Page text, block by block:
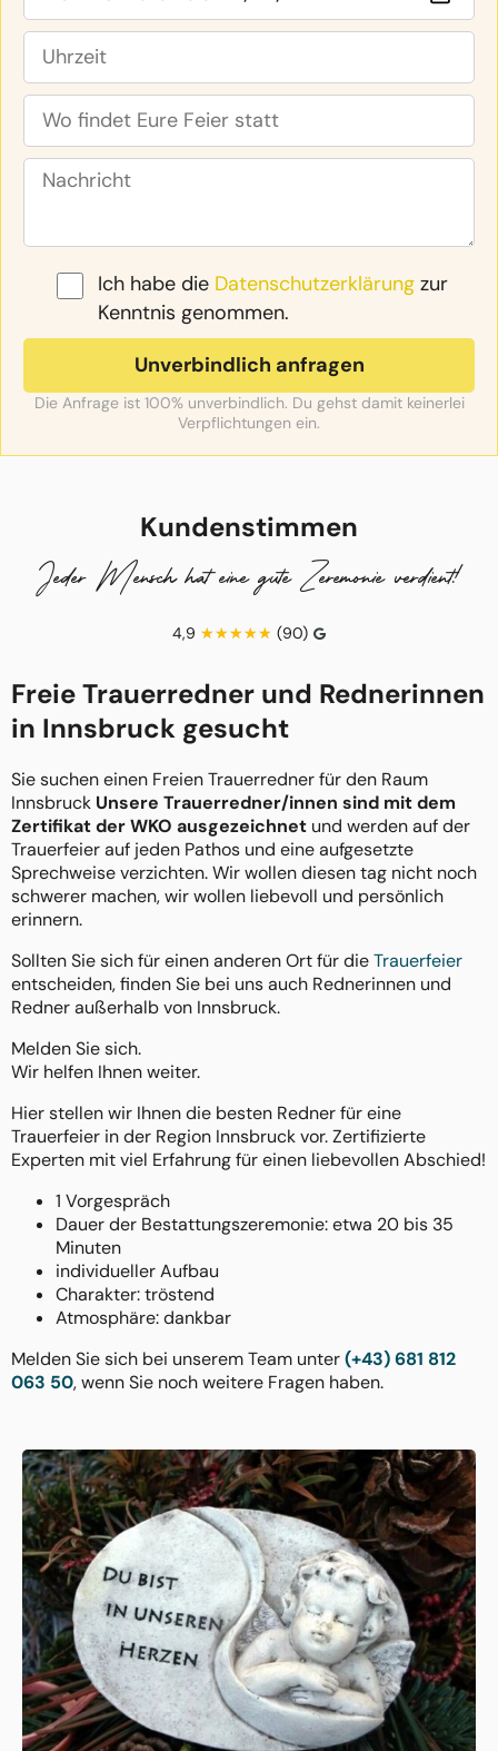
Ich habe die Datenschutzerklärung zur
Kenntnis genommen.
Die Anfrage ist 100% unverbindlich. Du gehst damit keinerlei
Verpflichtungen ein.
Kundenstimmen
Jeder Mensch hat eine gute Zeremonie verdient!
4,9 (90)
Freie Trauerredner und Rednerinnen
in Innsbruck gesucht
Sie suchen einen Freien Trauerredner für den Raum
Innsbruck Unsere Trauerredner/innen sind mit dem
Zertifikat der WKO ausgezeichnet und werden auf der
Trauerfeier auf jeden Pathos und eine aufgesetzte
Sprechweise verzichten. Wir wollen diesen tag nicht noch
schwerer machen, wir wollen liebevoll und persönlich
erinnern.
Sollten Sie sich für einen anderen Ort für dieTrauerfeier
entscheiden, finden Sie bei uns auch Rednerinnen und
Redner außerhalb von Innsbruck.
Melden Sie sich.
Wir helfen Ihnen weiter.
Hier stellen wir Ihnen die besten Redner für eine
Trauerfeier in der Region Innsbruck vor. Zertifizierte
Experten mit viel Erfahrung für einen liebevollen Abschied!
1 Vorgespräch
Dauer der Bestattungszeremonie: etwa 20 bis 35
Minuten
individueller Aufbau
Charakter: tröstend
Atmosphäre: dankbar
Melden Sie sich bei unserem Team unter(+43) 681 812
063 50, wenn Sie noch weitere Fragen haben.